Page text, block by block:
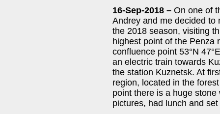
16-Sep-2018 – On one of
Andrey and me decided to
the 2018 season, visiting
highest point of the Penza
confluence point 53°N
an electric train towards
the station Kuznetsk. At
region, located in the
point there is a huge
pictures, had lunch and set